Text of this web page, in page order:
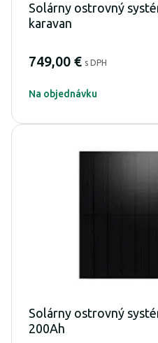
Solárny ostrovný
karavan
749,00 € s DPH
Na objednávku
Solárny ostrovný
200Ah